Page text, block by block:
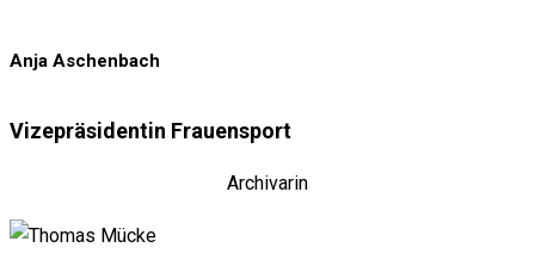
Anja Aschenbach
Vizepräsidentin Frauensport​
Archivarin